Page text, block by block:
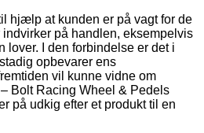
hjælp at kunden er på vagt for de
på handlen, eksempelvis
lover. I den forbindelse er det i
opbevarer ens
vil kunne vidne om
Bolt Racing Wheel & Pedels
på udkig efter et produkt til en